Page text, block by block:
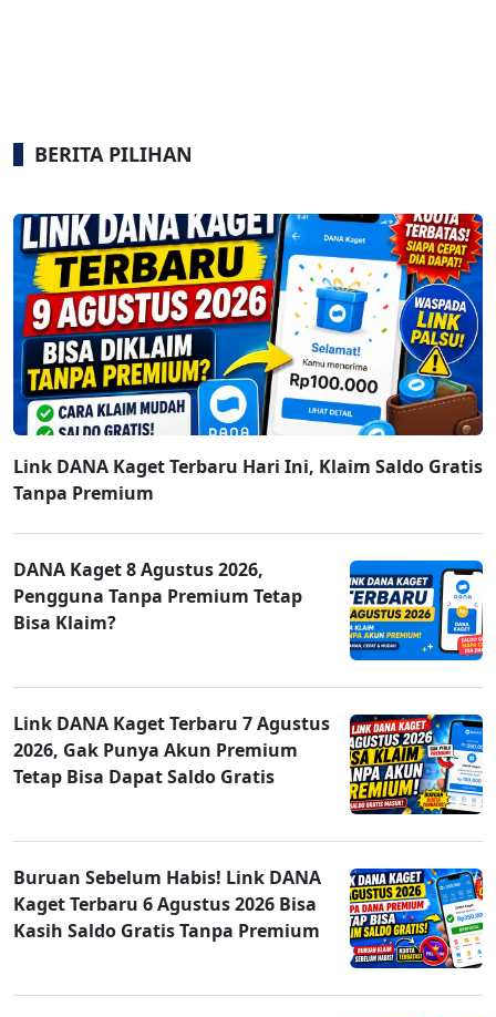
BERITA PILIHAN
Link DANA Kaget Terbaru Hari Ini, Klaim Saldo Gratis
Tanpa Premium
DANA Kaget 8 Agustus 2026,
Pengguna Tanpa Premium Tetap
Bisa Klaim?
Link DANA Kaget Terbaru 7 Agustus
2026, Gak Punya Akun Premium
Tetap Bisa Dapat Saldo Gratis
Buruan Sebelum Habis! Link DANA
Kaget Terbaru 6 Agustus 2026 Bisa
Kasih Saldo Gratis Tanpa Premium